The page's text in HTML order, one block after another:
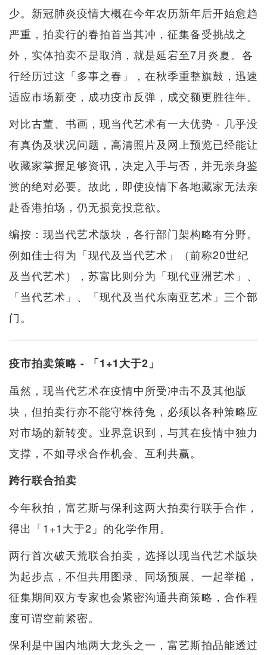
少。新冠肺炎疫情大概在今年农历新年后开始愈趋
严重，拍卖行的春拍首当其冲，征集备受挑战之
外，实体拍卖不是取消，就是延宕至7月炎夏。各
行经历过这「多事之春」，在秋季重整旗鼓，迅速
适应市场新变，成功疫市反弹，成交额更胜往年。
对比古董、书画，现当代艺术有一大优势 - 几乎没
有真伪及状况问题，高清照片及网上预览已经能让
收藏家掌握足够资讯，决定入手与否，并无亲身鉴
赏的绝对必要。故此，即使疫情下各地藏家无法亲
赴香港拍场，仍无损竞投意欲。
编按：现当代艺术版块，各行部门架构略有分野。
例如佳士得为「现代及当代艺术」（前称20世纪
及当代艺术），苏富比则分为「现代亚洲艺术」、
「当代艺术」、「现代及当代东南亚艺术」三个部
门。
疫市拍卖策略 - 「1+1大于2」
虽然，现当代艺术在疫情中所受冲击不及其他版
块，但拍卖行亦不能守株待兔，必须以各种策略应
对市场的新转变。业界意识到，与其在疫情中独力
支撑，不如寻求合作机会、互利共赢。
跨行联合拍卖
今年秋拍，富艺斯与保利这两大拍卖行联手合作，
得出「1+1大于2」的化学作用。
两行首次破天荒联合拍卖，选择以现当代艺术版块
为起步点，不但共用图录、同场预展、一起举槌，
征集期间双方专家也会紧密沟通共商策略，合作程
度可谓空前紧密。
保利是中国内地两大龙头之一，富艺斯拍品能透过